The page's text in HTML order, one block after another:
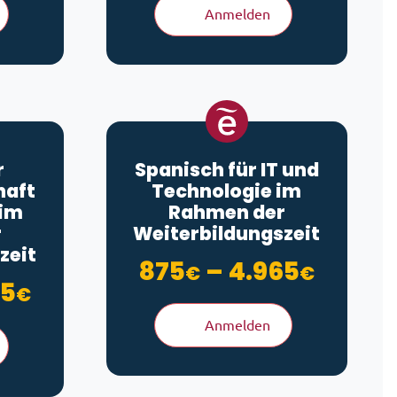
Anmelden
4.965€
€Preisspanne: 875€ bis
Spanisch für IT und
Technologie im
Rahmen der
Weiterbildungszeit
875€ – 4.965€
Anmelden